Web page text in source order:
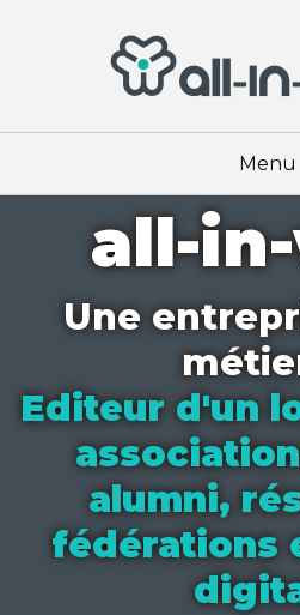
all-
Une
Editeur d'un
alumni,
fédérations